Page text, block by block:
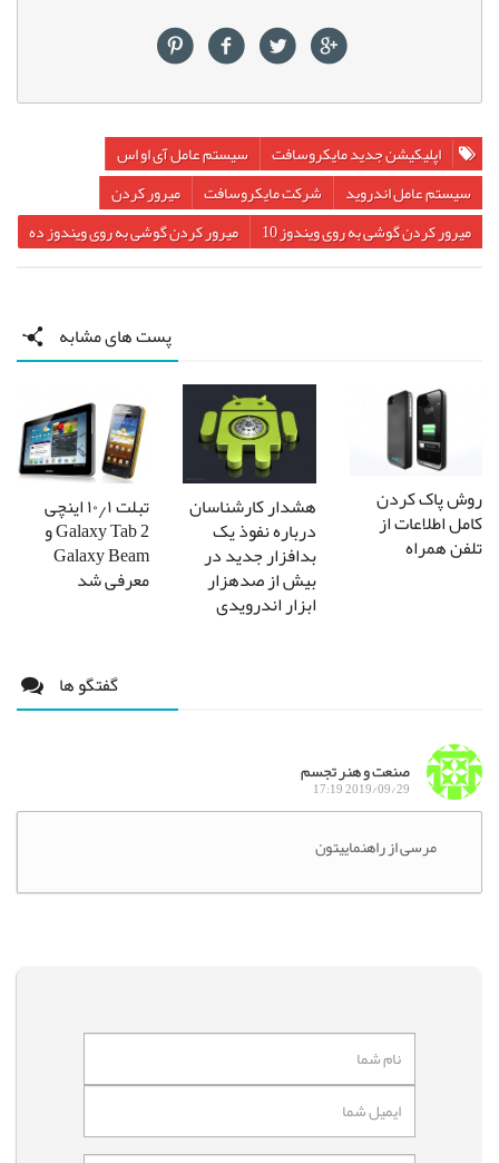
اپلیکیشن جدید مایکروسافت
سیستم عامل آی او اس
سیستم عامل اندروید
شرکت مایکروسافت
میرور کردن
میرور کردن گوشی به روی ویندوز 10
میرور کردن گوشی به روی ویندوز ده
پست های مشابه
روش پاک کردن
کامل اطلاعات از
تلفن همراه
هشدار کار‌شناسان
درباره نفوذ یک
بدافزار جدید در
بیش از صدهزار
ابزار اندرویدی
تبلت ۱۰٫۱ اینچی
Galaxy Tab 2 و
Galaxy Beam
معرفی شد
گفتگو ها
صنعت و هنر تجسم
2019/09/29 17:19
مرسی از راهنماییتون